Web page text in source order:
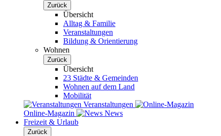
Zurück
Übersicht
Alltag & Familie
Veranstaltungen
Bildung & Orientierung
Wohnen
Zurück
Übersicht
23 Städte & Gemeinden
Wohnen auf dem Land
Mobilität
Veranstaltungen
Online-Magazin
News
Freizeit & Urlaub
Zurück